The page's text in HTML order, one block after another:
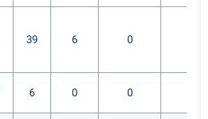
39 6 0
6 0 0